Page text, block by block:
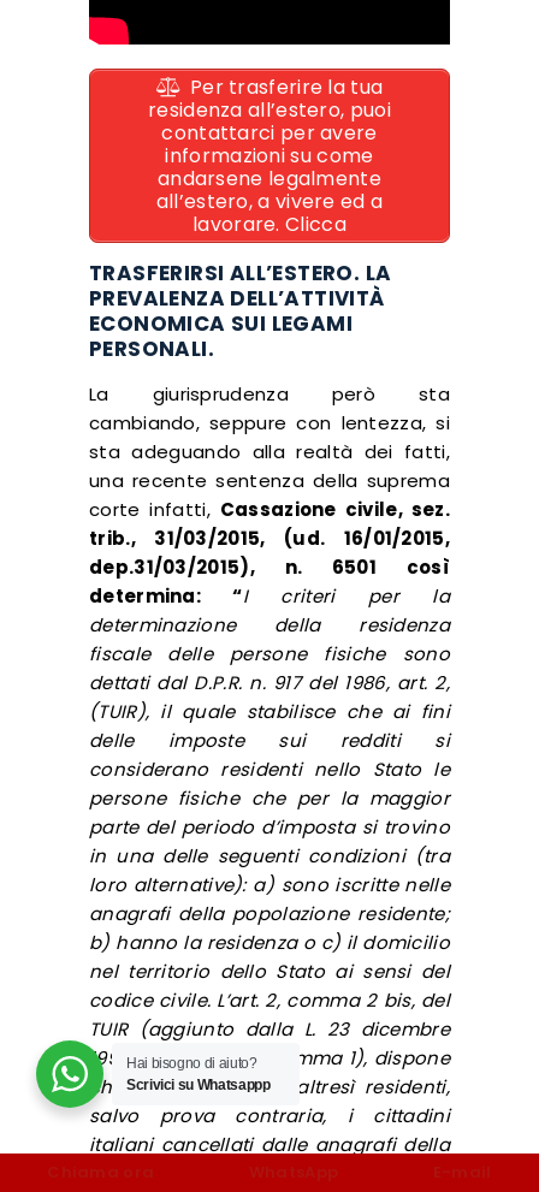
Per trasferire la tua
residenza all’estero, puoi
contattarci per avere
informazioni su come
andarsene legalmente
all’estero, a vivere ed a
lavorare. Clicca
TRASFERIRSI ALL’ESTERO. LA
PREVALENZA DELL’ATTIVITÀ
ECONOMICA SUI LEGAMI
PERSONALI.
La giurisprudenza però sta
cambiando, seppure con lentezza, si
sta adeguando alla realtà dei fatti,
una recente sentenza della suprema
corte infatti, Cassazione civile, sez.
trib., 31/03/2015, (ud. 16/01/2015,
dep.31/03/2015), n. 6501 così
determina: “I criteri per la
determinazione della residenza
fiscale delle persone fisiche sono
dettati dal D.P.R. n. 917 del 1986, art. 2,
(TUIR), il quale stabilisce che ai fini
delle imposte sui redditi si
considerano residenti nello Stato le
persone fisiche che per la maggior
parte del periodo d’imposta si trovino
in una delle seguenti condizioni (tra
loro alternative): a) sono iscritte nelle
anagrafi della popolazione residente;
b) hanno la residenza o c) il domicilio
nel territorio dello Stato ai sensi del
codice civile. L’art. 2, comma 2 bis, del
TUIR (aggiunto dalla L. 23 dicembre
1998, n. 448, art. 10, comma 1), dispone
che “si considerano altresì residenti,
salvo prova contraria, i cittadini
italiani cancellati dalle anagrafi della
Hai bisogno di aiuto?
Scrivici su Whatsappp